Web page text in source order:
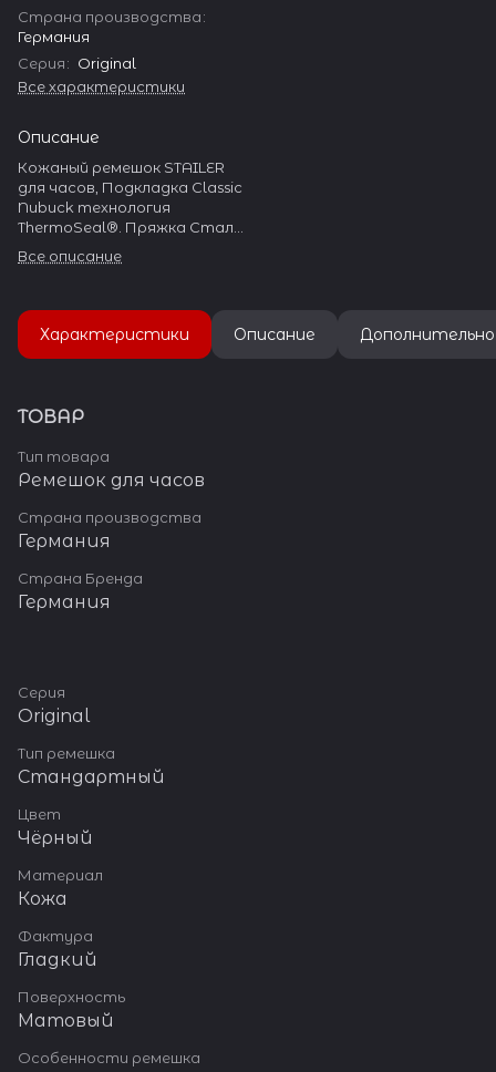
Страна производства:
Германия
Серия: Original
Все характеристики
Описание
Кожаный ремешок STAILER
для часов, Подкладка Classic
Nubuck технология
ThermoSeal®. Пряжка Сталь
Все описание
Характеристики Описание Дополнительно
ТОВАР
Тип товара
Ремешок для часов
Страна производства
Германия
Страна Бренда
Германия
Серия
Original
Тип ремешка
Стандартный
Цвет
Чёрный
Материал
Кожа
Фактура
Гладкий
Поверхность
Матовый
Особенности ремешка